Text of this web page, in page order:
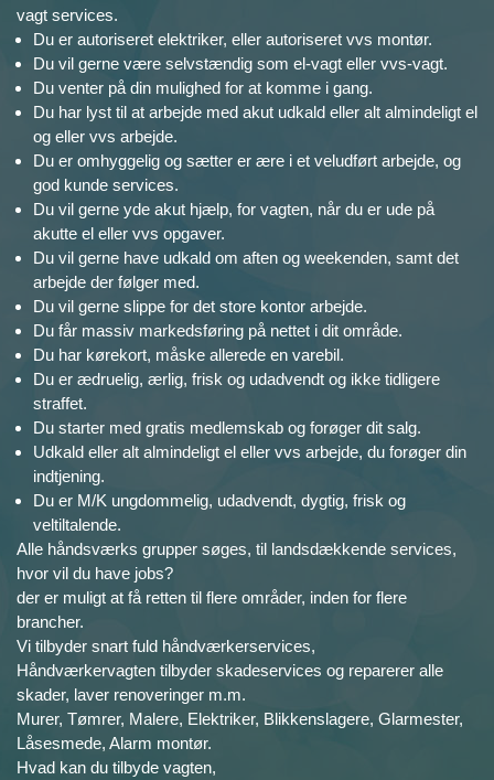
vagt services.
Du er autoriseret elektriker, eller autoriseret vvs montør.
Du vil gerne være selvstændig som el-vagt eller vvs-vagt.
Du venter på din mulighed for at komme i gang.
Du har lyst til at arbejde med akut udkald eller alt almindeligt el
og eller vvs arbejde.
Du er omhyggelig og sætter er ære i et veludført arbejde, og
god kunde services.
Du vil gerne yde akut hjælp, for vagten, når du er ude på
akutte el eller vvs opgaver.
Du vil gerne have udkald om aften og weekenden, samt det
arbejde der følger med.
Du vil gerne slippe for det store kontor arbejde.
Du får massiv markedsføring på nettet i dit område.
Du har kørekort, måske allerede en varebil.
Du er ædruelig, ærlig, frisk og udadvendt og ikke tidligere
straffet.
Du starter med gratis medlemskab og forøger dit salg.
Udkald eller alt almindeligt el eller vvs arbejde, du forøger din
indtjening.
Du er M/K ungdommelig, udadvendt, dygtig, frisk og
veltiltalende.
Alle håndsværks grupper søges, til landsdækkende services,
hvor vil du have jobs?
der er muligt at få retten til flere områder, inden for flere
brancher.
Vi tilbyder snart fuld håndværkerservices,
Håndværkervagten tilbyder skadeservices og reparerer alle
skader, laver renoveringer m.m.
Murer, Tømrer, Malere, Elektriker, Blikkenslagere, Glarmester,
Låsesmede, Alarm montør.
Hvad kan du tilbyde vagten,